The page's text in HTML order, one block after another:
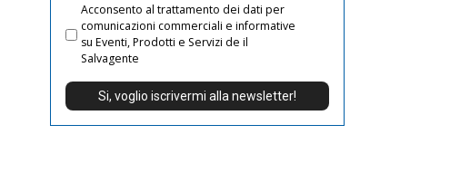
Acconsento al trattamento dei dati per
comunicazioni commerciali e informative
su Eventi, Prodotti e Servizi de il
Salvagente